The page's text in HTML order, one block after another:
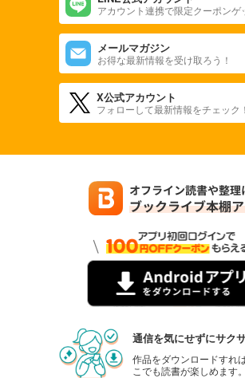
アカウント連携で限定クーポンゲ
メールマガジン
お得な最新情報を受け取ろう！
X公式アカウント
フォローして最新情報をチェック！
通信を気にせずにサク
作品をダウンロードすれ
こでも読書が楽しめます。